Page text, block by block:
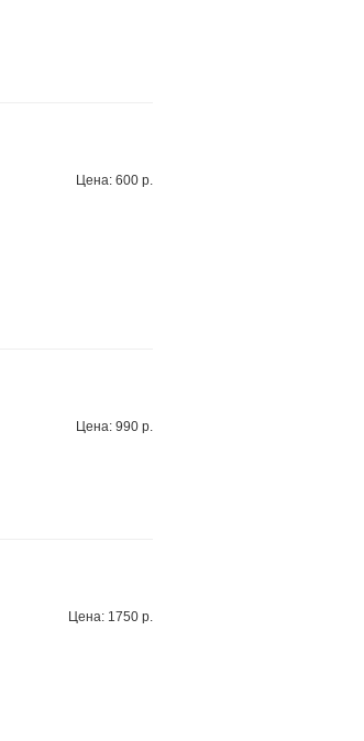
Цена: 600 р.
Цена: 990 р.
Цена: 1750 р.